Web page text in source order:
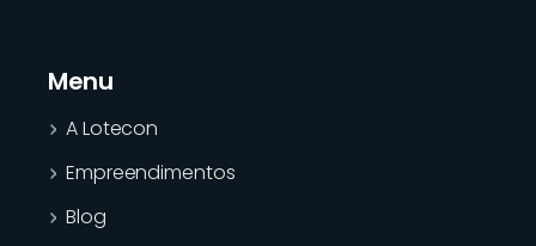
Menu
A Lotecon
Empreendimentos
Blog